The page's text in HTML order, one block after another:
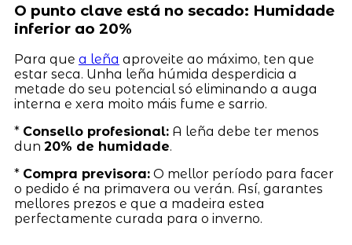
O punto clave está no secado: Humidade
inferior ao 20%
Para que a leña aproveite ao máximo, ten que
estar seca. Unha leña húmida desperdicia a
metade do seu potencial só eliminando a auga
interna e xera moito máis fume e sarrio.
* Consello profesional:A leña debe ter menos
dun 20% de humidade.
* Compra previsora:O mellor período para facer
o pedido é na primavera ou verán. Así, garantes
mellores prezos e que a madeira estea
perfectamente curada para o inverno.